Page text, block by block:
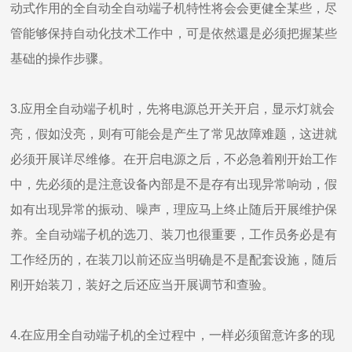
动式作用的全自动全自动端子机特性将会会更健全某些，尽
管能够保持自动化技术工作中，可是依然還是必须把握某些
基础的操作步骤。
3.应用全自动端子机时，先将电源总开关开启，显示灯就会
亮，假如没亮，则有可能会是产生了常见故障难题，这进就
必须开展详尽维修。在开启电源之后，不必急着刚开始工作
中，先必须的是注意设备內部是不是存有出现异常响动，假
如有出现异常的振动、噪声，理应马上终止随后开展维护保
养。全自动端子机的选刀、装刀也很重要，工作员务必是有
工作经历的，在装刀以前还应当明确是不是配套设施，随后
刚开始装刀，装好之后还应当开展调节和查验。
4.在应用全自动端子机的全过程中，一样必须留意许多的现